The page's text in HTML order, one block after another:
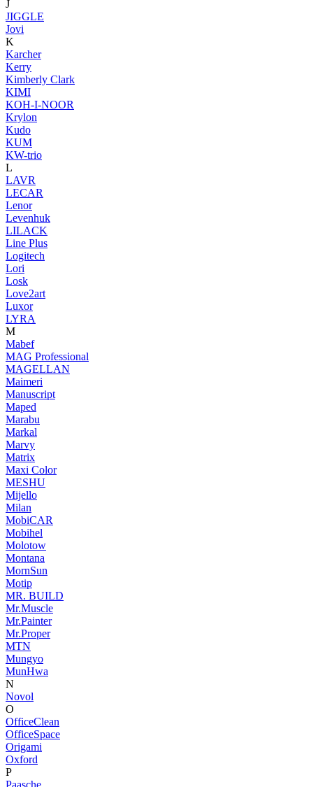
J
JIGGLE
Jovi
K
Karcher
Kerry
Kimberly Clark
KIMI
KOH-I-NOOR
Krylon
Kudo
KUM
KW-trio
L
LAVR
LECAR
Lenor
Levenhuk
LILACK
Line Plus
Logitech
Lori
Losk
Love2art
Luxor
LYRA
M
Mabef
MAG Professional
MAGELLAN
Maimeri
Manuscript
Maped
Marabu
Markal
Marvy
Matrix
Maxi Color
MESHU
Mijello
Milan
MobiCAR
Mobihel
Molotow
Montana
MornSun
Motip
MR. BUILD
Mr.Muscle
Mr.Painter
Mr.Proper
MTN
Mungyo
MunHwa
N
Novol
O
OfficeClean
OfficeSpace
Origami
Oxford
P
Paasche